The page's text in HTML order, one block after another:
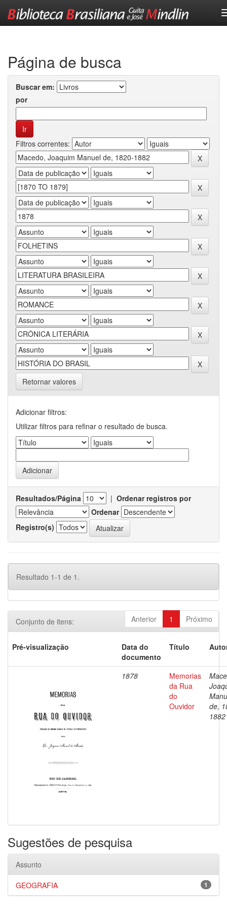
Página de busca
Buscar em:
por
Filtros correntes:
Retornar valores
Adicionar filtros:
Utilizar filtros para refinar o resultado de busca.
Resultados/Página | Ordenar registros por
Ordenar
Registro(s)
Resultado 1-1 de 1.
Anterior 1 Próximo
Conjunto de itens:
Pré-visualização
Data do
documento
Título
1878
Memorias
da Rua
do
Ouvidor
de,
1882
Sugestões de pesquisa
Assunto
1
GEOGRAFIA